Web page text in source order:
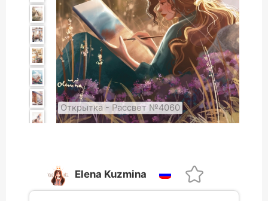
Открытка - Рассвет №4060
Elena Kuzmina